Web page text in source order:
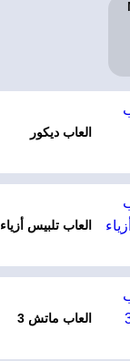
العاب ديكور
العاب تلبيس أزياء
العاب ماتش 3